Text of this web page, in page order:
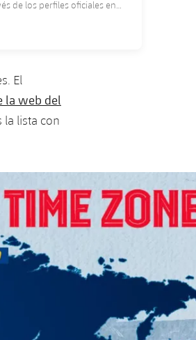
de los perfiles oficiales en
El
la web del
la lista con